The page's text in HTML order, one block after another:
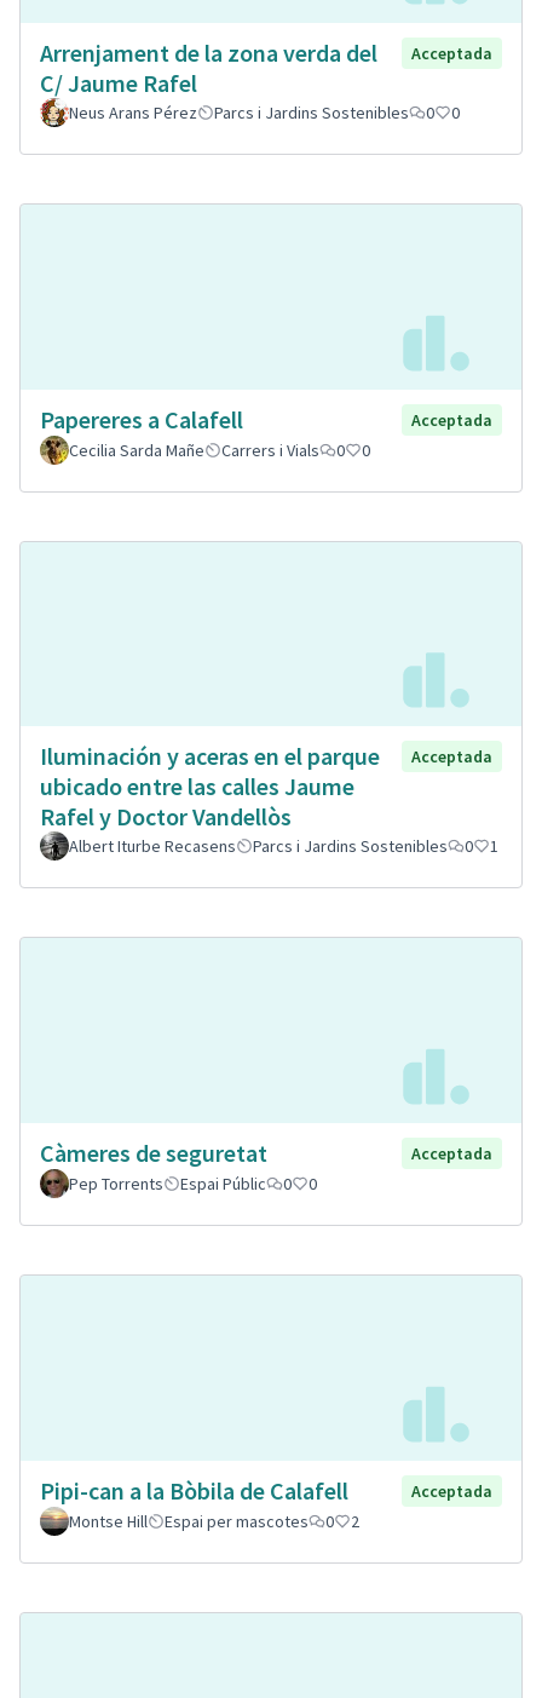
Arrenjament de la zona verda del
C/ Jaume Rafel
Acceptada
Neus Arans Pérez Parcs i Jardins Sostenibles 0 0
Papereres a Calafell
Acceptada
Cecilia Sarda Mañe
Carrers i Vials 0 0
Iluminación y aceras en el parque
ubicado entre las calles Jaume
Rafel y Doctor Vandellòs
Acceptada
Albert Iturbe Recasens Parcs i Jardins Sostenibles 0 1
Càmeres de seguretat
Acceptada
Pep Torrents
Espai Públic 0 0
Pipi-can a la Bòbila de Calafell
Acceptada
Montse Hill
Espai per mascotes 0 2